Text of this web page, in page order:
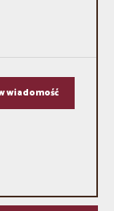
wiadomość